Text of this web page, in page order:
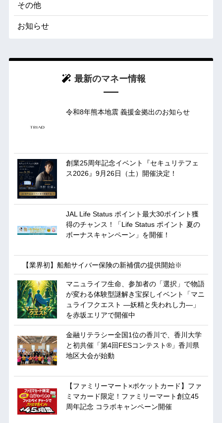
その他
お知らせ
最新のマネー情報
令和8年熊本地震 義援金拠出のお知らせ
創業25周年記念イベント『セキュリテフェ
ス2026』9月26日（土）開催決定！
JAL Life Status ポイント最大30ポイント獲
得のチャンス！「Life Status ポイント 夏の
ボーナスキャンペーン」を開催！
【業界初】船舶サイバー保険の新補償の提供開始※
マニュライフ生命、参加者の「選択」で物語
が変わる体験型謎解き宝探しイベント「マニ
ュライフクエスト ―妖精と失われし力―」
を赤坂エリアで開催中
金融リテラシー全国1位の香川で、香川大学
と初共催「第4回FESコンテスト®」香川県
地区大会が始動
【ファミリーマート×ポケットカード】ファ
ミマカード限定！ファミリーマート創立45
周年記念 コラボキャンペーン開催